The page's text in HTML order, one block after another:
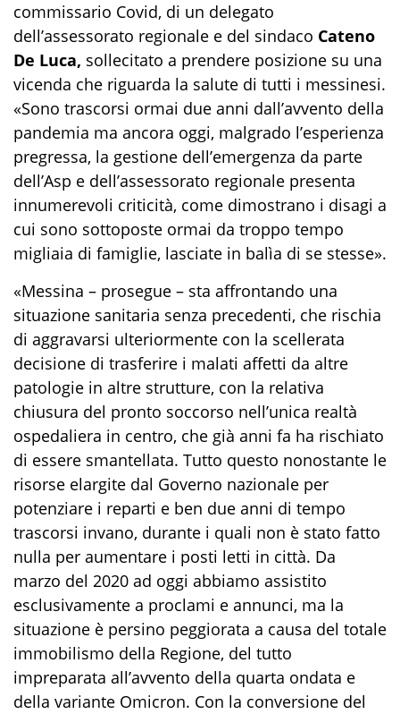
commissario Covid, di un delegato
dell’assessorato regionale e del sindaco Cateno
De Luca, sollecitato a prendere posizione su una
vicenda che riguarda la salute di tutti i messinesi.
«Sono trascorsi ormai due anni dall’avvento della
pandemia ma ancora oggi, malgrado l’esperienza
pregressa, la gestione dell’emergenza da parte
dell’Asp e dell’assessorato regionale presenta
innumerevoli criticità, come dimostrano i disagi a
cui sono sottoposte ormai da troppo tempo
migliaia di famiglie, lasciate in balìa di se stesse».
«Messina – prosegue – sta affrontando una
situazione sanitaria senza precedenti, che rischia
di aggravarsi ulteriormente con la scellerata
decisione di trasferire i malati affetti da altre
patologie in altre strutture, con la relativa
chiusura del pronto soccorso nell’unica realtà
ospedaliera in centro, che già anni fa ha rischiato
di essere smantellata. Tutto questo nonostante le
risorse elargite dal Governo nazionale per
potenziare i reparti e ben due anni di tempo
trascorsi invano, durante i quali non è stato fatto
nulla per aumentare i posti letti in città. Da
marzo del 2020 ad oggi abbiamo assistito
esclusivamente a proclami e annunci, ma la
situazione è persino peggiorata a causa del totale
immobilismo della Regione, del tutto
impreparata all’avvento della quarta ondata e
della variante Omicron. Con la conversione del